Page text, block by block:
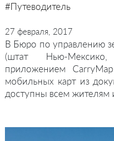
#Путеводитель
27 февраля, 2017
В Бюро по управлению
(штат Нью-
приложением
мобильных карт из
доступны всем жителям